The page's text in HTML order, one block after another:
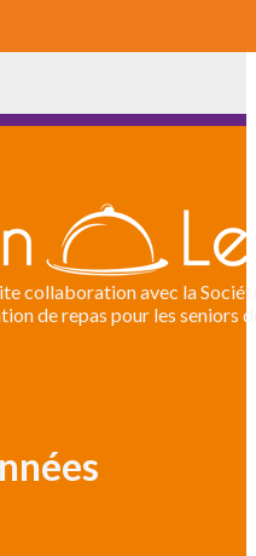
collaboration avec la
de repas pour les seniors